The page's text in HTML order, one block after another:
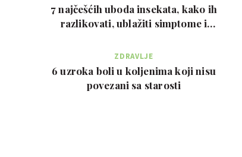
7 najčešćih uboda insekata, kako ih
razlikovati, ublažiti simptome i
ZDRAVLJE
6 uzroka boli u koljenima koji nisu
povezani sa starosti